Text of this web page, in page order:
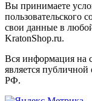
Вы принимаете
пользовательского
свои данные в
KratonShop.ru.
Вся информация на
является
РФ.